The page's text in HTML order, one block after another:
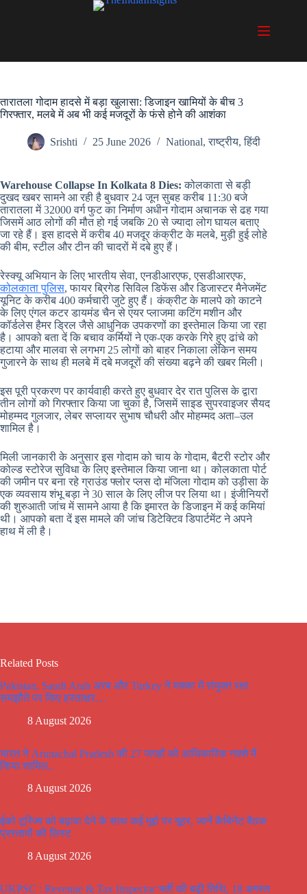
तारातला गोदाम हादसे में बड़ा खुलासा: डिजाइन खामियों के बीच 3
गिरफ्तार, मलबे में अब भी कई मजदूरों के फंसे होने की आशंका
Srishti 25 June 2026 National,राष्ट्रीय,हिंदी
Warehouse Collapse In Kolkata 8 Dies:कोलकाता से बड़ी
दुखद खबर सामने आ रही है बुधवार 24 जून सुबह करीब 11:30 बजे
तारातला में 32000 वर्ग फुट का निर्माण अधीन गोदाम अचानक से ढह गया
जिसमें आठ लोगों की मौत हो गई जबकि 20 से ज्यादा लोग घायल बताए
जा रहे हैं। इस हादसे में करीब 40 मजदूर कंक्रीट के मलबे, मुड़ी हुई लोहे
की बीम, स्टील और टीन की चादरों में दबे हुए हैं।
रेस्क्यू अभियान के लिए भारतीय सेवा, एनडीआरएफ, एसडीआरएफ,
कोलकाता पुलिस, फायर ब्रिगेड सिविल डिफेंस और डिजास्टर मैनेजमेंट
यूनिट के करीब 400 कर्मचारी जुटे हुए हैं। कंक्रीट के मालपे को काटने
के लिए एंगल कटर डायमंड चैन से एयर प्लाजमा कटिंग मशीन और
कॉर्डलेस हैमर ड्रिल जैसे आधुनिक उपकरणों का इस्तेमाल किया जा रहा
है। आपको बता दें कि बचाव कर्मियों ने एक-एक करके गिरे हुए ढांचे को
हटाया और मालवा से लगभग 25 लोगों को बाहर निकाला लेकिन समय
गुजारने के साथ ही मलबे में दबे मजदूरों की संख्या बढ़ने की खबर मिली।
इस पूरी प्रकरण पर कार्यवाही करते हुए बुधवार देर रात पुलिस के द्वारा
तीन लोगों को गिरफ्तार किया जा चुका है, जिसमें साइड सुपरवाइजर सैयद
मोहम्मद गुलजार, लेबर सप्लायर सुभाष चौधरी और मोहम्मद अता–उल
शामिल है।
मिली जानकारी के अनुसार इस गोदाम को चाय के गोदाम, बैटरी स्टोर और
कोल्ड स्टोरेज सुविधा के लिए इस्तेमाल किया जाना था। कोलकाता पोर्ट
की जमीन पर बना रहे ग्राउंड फ्लोर प्लस दो मंजिला गोदाम को उड़ीसा के
एक व्यवसाय शंभू बड़ा ने 30 साल के लिए लीज पर लिया था। इंजीनियरों
की शुरुआती जांच में सामने आया है कि इमारत के डिजाइन में कई कमियां
थी। आपको बता दें इस मामले की जांच डिटेक्टिव डिपार्टमेंट ने अपने
हाथ में ली है।
Related Posts
Pakistan, Saudi Arab अरब और Turkey ने मक्का में संयुक्त रक्षा
समझौते पर किए हस्ताक्षर…
8 August 2026
भारत ने Arunachal Pradesh की 27 जगहों को आधिकारिक नक्शे में
किया शामिल..
8 August 2026
ईको टूरिज्म को बढ़ावा देने के साथ कई मूद्दो पर मूहर, जानें कैबिनेट बैठक
प्रस्तावों की लिस्ट
8 August 2026
UKPSC : Revenue & Tax Inspector भर्ती की बढ़ी तिथि, 18 अगस्त